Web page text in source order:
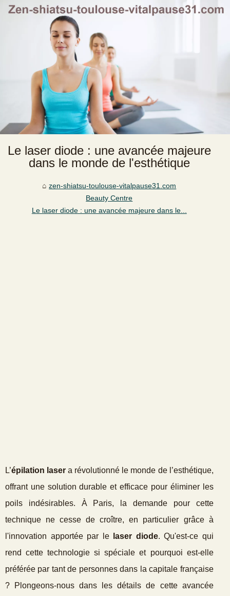
Le laser diode : une avancée majeure
dans le monde de l'esthétique
zen-shiatsu-toulouse-vitalpause31.com
Beauty Centre
Le laser diode : une avancée majeure dans le...
L’épilation laser a révolutionné le monde de l’esthétique,
offrant une solution durable et efficace pour éliminer les
poils indésirables. À Paris, la demande pour cette
technique ne cesse de croître, en particulier grâce à
l'innovation apportée par le
laser diode. Qu'est-ce qui
rend cette technologie si spéciale et pourquoi est-elle
préférée par tant de personnes dans la capitale française
? Plongeons-nous dans les détails de cette avancée